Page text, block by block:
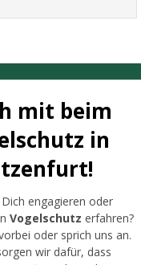
mit beim
in
engagieren oder
Vogelschutz erfahren?
oder sprich uns an.
wir dafür, dass